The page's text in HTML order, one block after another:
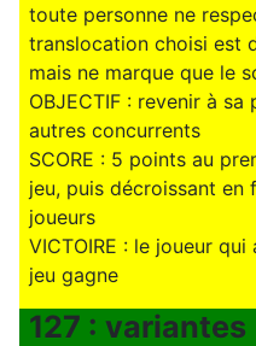
toute personne ne
translocation choisi est
mais ne marque que le
OBJECTIF : revenir à
autres concurrents
SCORE : 5 points au
jeu, puis décroissant
joueurs
VICTOIRE : le joueur
jeu gagne
127 : variantes